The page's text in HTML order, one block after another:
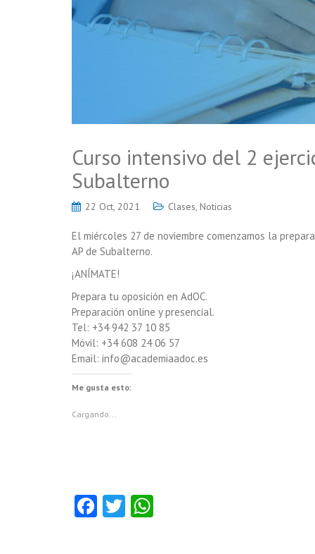
Curso intensivo del 2
Subalterno
22 Oct, 2021 Clases, Noticias
El miércoles 27 de noviembre comenzamos la
AP de Subalterno.
¡ANÍMATE!
Prepara tu oposición en AdOC.
Preparación online y presencial.
Tel: +34 942 37 10 85
Móvil: +34 608 24 06 57
Email: info@academiaadoc.es
Me gusta esto:
Cargando...
Fa T